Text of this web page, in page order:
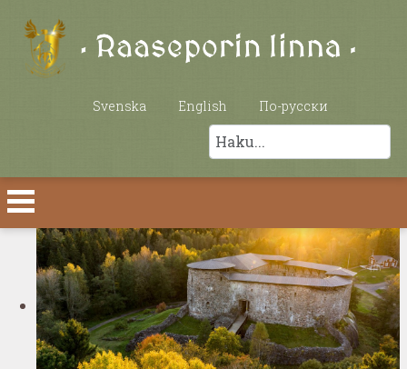
Valitse kieliSvenska English По-русски
Etsi